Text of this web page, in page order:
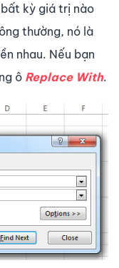
kỳ giá trị nào
thường, nó là
nhau. Nếu bạn
ô Replace With.